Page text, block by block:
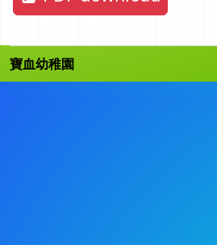
寶血幼稚園